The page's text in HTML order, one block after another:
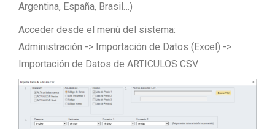
Argentina, España, Brasil…)
Acceder desde el menú del sistema:
Administración -> Importación de Datos (Excel) ->
Importación de Datos de ARTICULOS CSV